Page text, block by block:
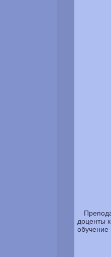
доценты
обучение